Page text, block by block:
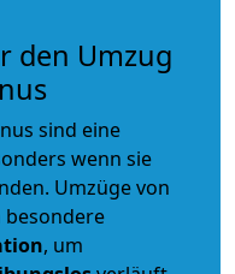
den Umzug
sind eine
wenn sie
Umzüge von
, um